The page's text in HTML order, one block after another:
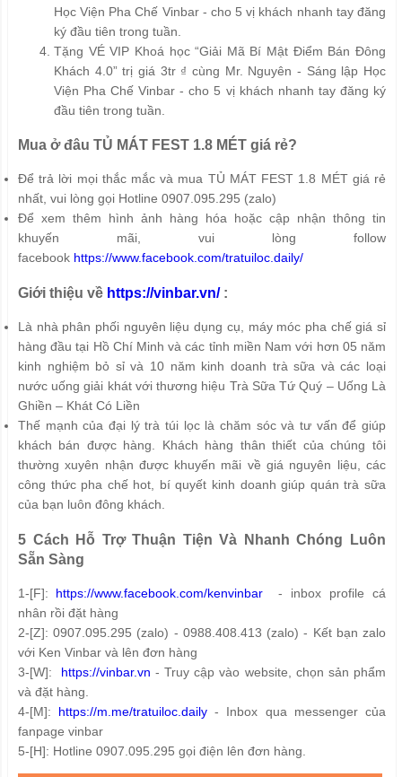
Học Viện Pha Chế Vinbar - cho 5 vị khách nhanh tay đăng
ký đầu tiên trong tuần.
Tặng VÉ VIP Khoá học “Giải Mã Bí Mật Điểm Bán Đông
Khách 4.0” trị giá 3tr ₫ cùng Mr. Nguyên - Sáng lập Học
Viện Pha Chế Vinbar - cho 5 vị khách nhanh tay đăng ký
đầu tiên trong tuần.
Mua ở đâu TỦ MÁT FEST 1.8 MÉT giá rẻ?
Để trả lời mọi thắc mắc và mua TỦ MÁT FEST 1.8 MÉT giá rẻ
nhất, vui lòng gọi Hotline 0907.095.295 (zalo)
Để xem thêm hình ảnh hàng hóa hoặc cập nhận thông tin
khuyến mãi, vui lòng follow
facebook https://www.facebook.com/tratuiloc.daily/
Giới thiệu về https://vinbar.vn/:
Là nhà phân phối nguyên liệu dụng cụ, máy móc pha chế giá sỉ
hàng đầu tại Hồ Chí Minh và các tỉnh miền Nam với hơn 05 năm
kinh nghiệm bỏ sỉ và 10 năm kinh doanh trà sữa và các loại
nước uống giải khát với thương hiệu Trà Sữa Tứ Quý – Uống Là
Ghiền – Khát Có Liền
Thế mạnh của đại lý trà túi lọc là chăm sóc và tư vấn để giúp
khách bán được hàng. Khách hàng thân thiết của chúng tôi
thường xuyên nhận được khuyến mãi về giá nguyên liệu, các
công thức pha chế hot, bí quyết kinh doanh giúp quán trà sữa
của bạn luôn đông khách.
5 Cách Hỗ Trợ Thuận Tiện Và Nhanh Chóng Luôn
Sẵn Sàng
1-[F]: https://www.facebook.com/kenvinbar
- inbox profile cá
nhân rồi đặt hàng
2-[Z]: 0907.095.295 (zalo) - 0988.408.413 (zalo) - Kết bạn zalo
với Ken Vinbar và lên đơn hàng
3-[W]: https://vinbar.vn - Truy cập vào website, chọn sản phẩm
và đặt hàng.
4-[M]: https://m.me/tratuiloc.daily- Inbox qua messenger của
fanpage vinbar
5-[H]: Hotline 0907.095.295 gọi điện lên đơn hàng.